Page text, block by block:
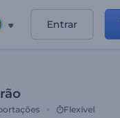
Entrar
Flexível